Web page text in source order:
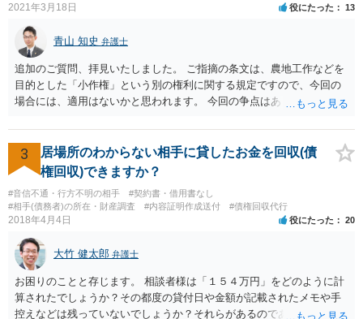
2021年3月18日 役にたった 13
青山 知史 弁護士
追加のご質問、拝見いたしました。 ご指摘の条文は、農地工作などを
目的とした「小作権」という別の権利に関する規定ですので、今回の
場合には、適用はないかと思われます。 今回の争点はあくまで、明け
なりますが、複数の先生方も述べておられる通り、一般的に解除が認
められる事案と比べても、今回は賃料未払の期間が長いですので、ご
記載の事情だけを踏まえれば、解除に基づく明渡しが認められる見込
みはある事案かと思われます。
3
居場所のわからない相手に貸したお金を回収(債
権回収)できますか？
#音信不通・行方不明の相手
#契約書・借用書なし
#相手(債務者)の所在・財産調査
#内容証明作成送付 #債権回収代行
2018年4月4日 役にたった 20
大竹 健太郎 弁護士
お困りのことと存じます。 相談者様は「１５４万円」をどのように計
算されたでしょうか？その都度の貸付日や金額が記載されたメモや手
控えなどは残っていないでしょうか？それらがあるのであればメール